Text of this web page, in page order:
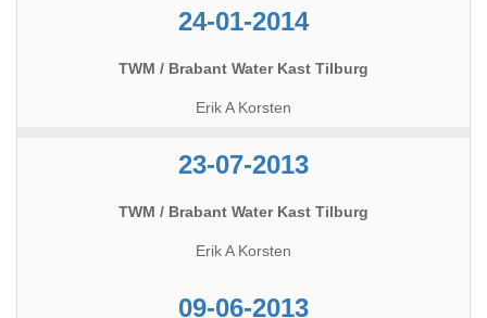
24-01-2014
TWM / Brabant Water Kast Tilburg
Erik A Korsten
23-07-2013
TWM / Brabant Water Kast Tilburg
Erik A Korsten
09-06-2013